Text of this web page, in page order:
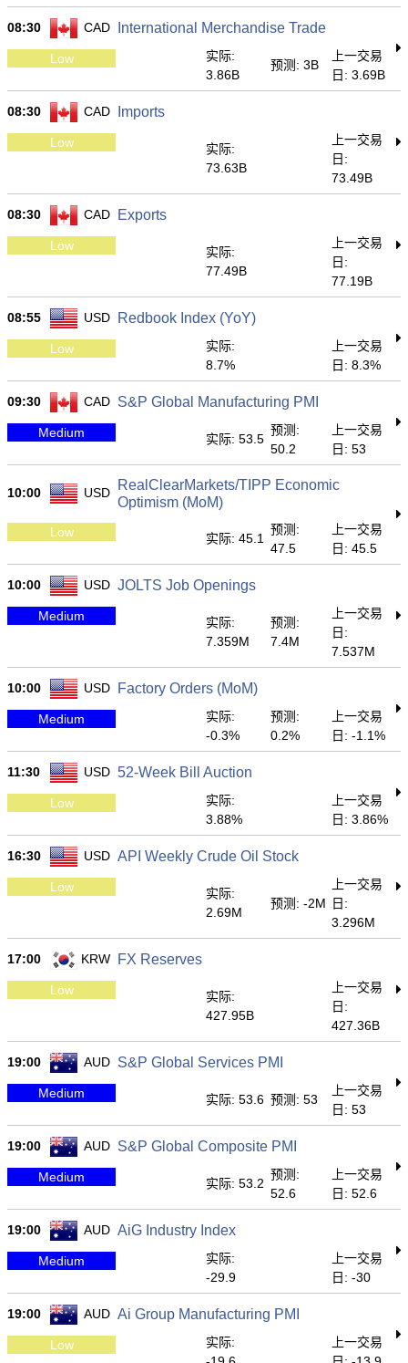
08:30 CAD International Merchandise Trade
Low
实际:
3.86B
预测: 3B
上一交易
日: 3.69B
08:30 CAD Imports
Low
实际:
73.63B
上一交易
日:
73.49B
08:30 CAD Exports
Low
实际:
77.49B
上一交易
日:
77.19B
08:55 USD Redbook Index (YoY)
Low
实际:
8.7%
上一交易
日: 8.3%
09:30 CAD S&P Global Manufacturing PMI
Medium 实际: 53.5
预测:
50.2
上一交易
日: 53
10:00 USD
RealClearMarkets/TIPP Economic
Optimism (MoM)
Low 实际: 45.1
预测:
47.5
上一交易
日: 45.5
10:00 USD JOLTS Job Openings
Medium
实际:
7.359M
预测:
7.4M
上一交易
日:
7.537M
10:00 USD Factory Orders (MoM)
Medium
实际:
-0.3%
预测:
0.2%
上一交易
日: -1.1%
11:30 USD 52-Week Bill Auction
Low
实际:
3.88%
上一交易
日: 3.86%
16:30 USD API Weekly Crude Oil Stock
Low
实际:
2.69M
预测: -2M
上一交易
日:
3.296M
17:00 KRW FX Reserves
Low
实际:
427.95B
上一交易
日:
427.36B
19:00 AUD S&P Global Services PMI
Medium 实际: 53.6 预测: 53
上一交易
日: 53
19:00 AUD S&P Global Composite PMI
Medium 实际: 53.2
预测:
52.6
上一交易
日: 52.6
19:00 AUD AiG Industry Index
Medium
实际:
-29.9
上一交易
日: -30
19:00 AUD Ai Group Manufacturing PMI
Low
实际:
上一交易